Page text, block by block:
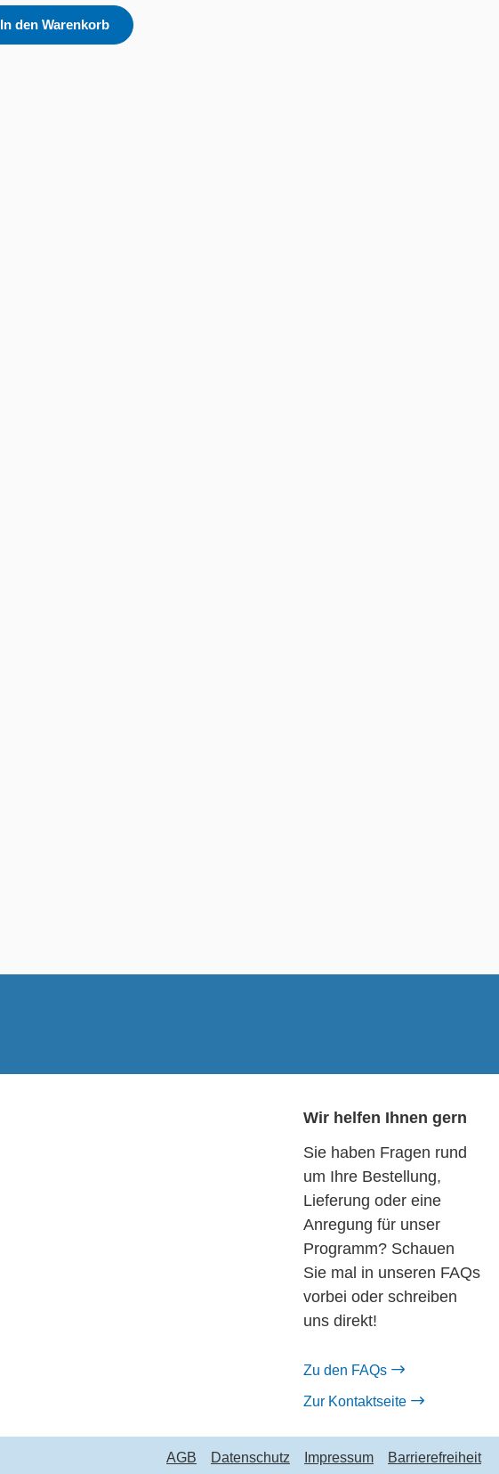
In den Warenkorb
Wir helfen Ihnen gern
Sie haben Fragen rund
um Ihre Bestellung,
Lieferung oder eine
Anregung für unser
Programm? Schauen
Sie mal in unseren FAQs
vorbei oder schreiben
uns direkt!
Zu den FAQs
Zur Kontaktseite
AGB Datenschutz Impressum Barrierefreiheit